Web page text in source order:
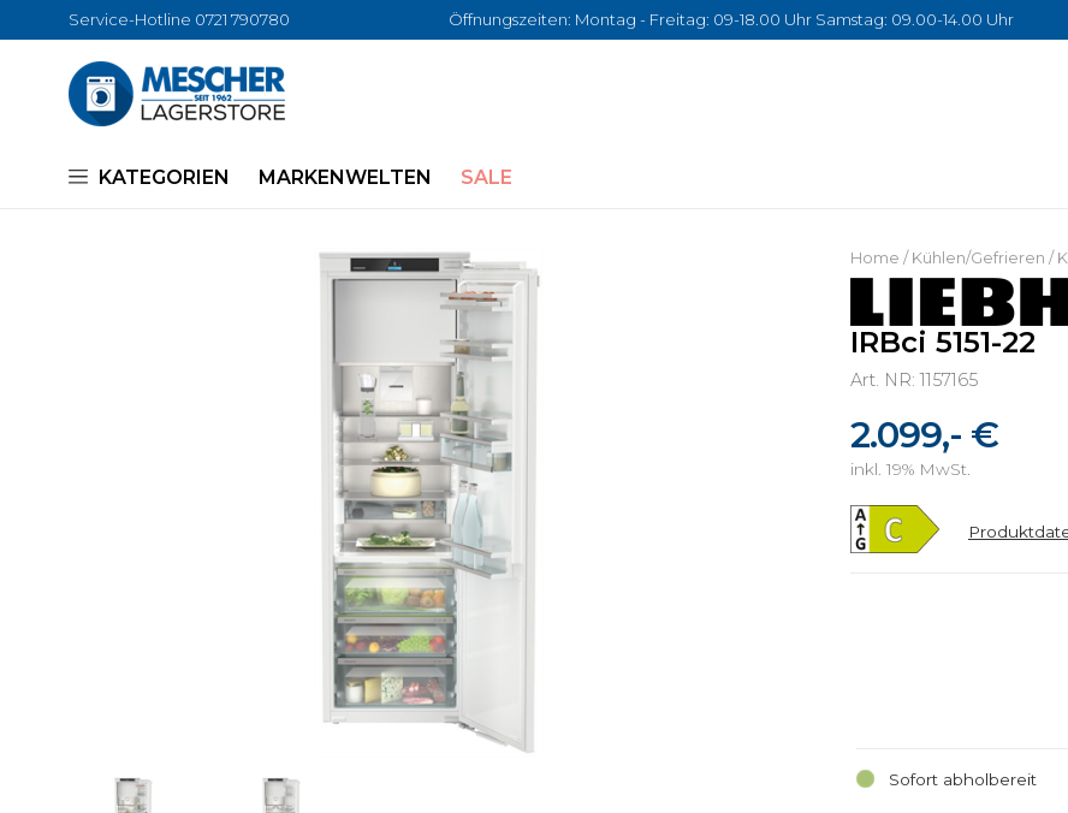
Service-Hotline 0721 790780 Öffnungszeiten: Montag - Freitag: 09-18.00 Uhr Samstag: 09.00-14.00 Uhr
KATEGORIEN MARKENWELTEN SALE
Home / Kühlen/Gefrieren /
IRBci 5151-22
Art. NR: 1157165
2.099,- €
inkl. 19% MwSt.
Sofort abholbereit